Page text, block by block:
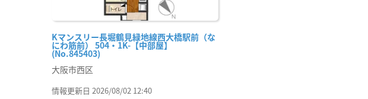
Kマンスリー長堀鶴見緑地線西大橋駅前（な
にわ筋前） 504・1K-【中部屋】
(No.845403)
大阪市西区
情報更新日 2026/08/02 12:40